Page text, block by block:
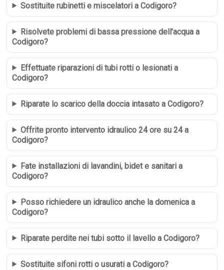
Sostituite rubinetti e miscelatori a Codigoro?
Risolvete problemi di bassa pressione dell’acqua a
Codigoro?
Effettuate riparazioni di tubi rotti o lesionati a
Codigoro?
Riparate lo scarico della doccia intasato a Codigoro?
Offrite pronto intervento idraulico 24 ore su 24 a
Codigoro?
Fate installazioni di lavandini, bidet e sanitari a
Codigoro?
Posso richiedere un idraulico anche la domenica a
Codigoro?
Riparate perdite nei tubi sotto il lavello a Codigoro?
Sostituite sifoni rotti o usurati a Codigoro?